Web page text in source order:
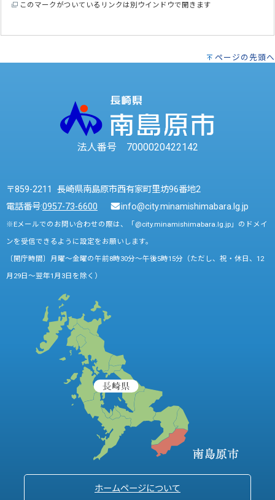
このマークがついているリンクは別ウインドウで開きます
ページの先頭へ
法人番号 7000020422142
〒859-2211 長崎県南島原市西有家町里坊96番地2
電話番号:0957-73-6600 info@city.minamishimabara.lg.jp
※Eメールでのお問い合わせの際は、「@city.minamishimabara.lg.jp」のドメイ
ンを受信できるように設定をお願いします。
〔開庁時間〕月曜～金曜の午前8時30分～午後5時15分（ただし、祝・休日、12
月29日～翌年1月3日を除く）
ホームページについて